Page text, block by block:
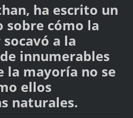
ha escrito un
sobre cómo la
a la
innumerables
la mayoría no se
ellos
naturales.